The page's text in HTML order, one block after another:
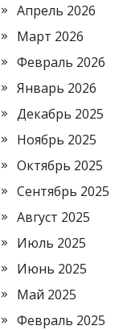
Апрель 2026
Март 2026
Февраль 2026
Январь 2026
Декабрь 2025
Ноябрь 2025
Октябрь 2025
Сентябрь 2025
Август 2025
Июль 2025
Июнь 2025
Май 2025
Февраль 2025